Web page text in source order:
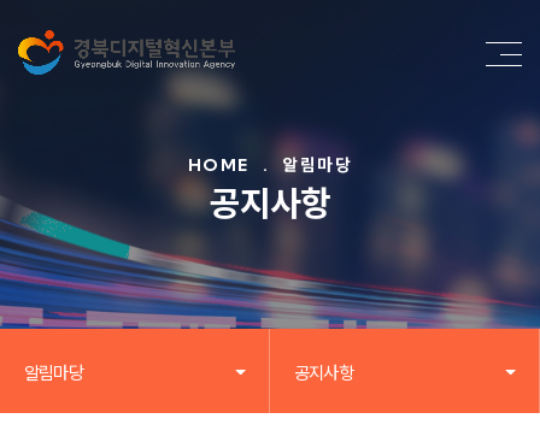
HOME . 알림마당
공지사항
알림마당 공지사항